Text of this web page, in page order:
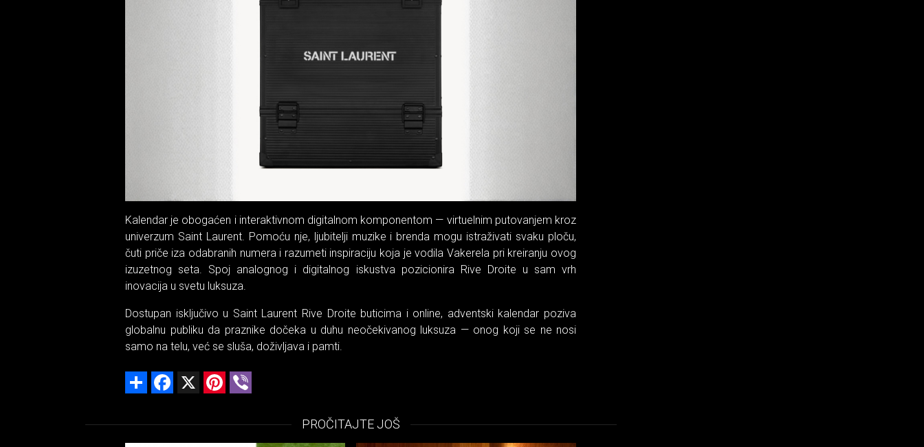
Kalendar je obogaćen i interaktivnom digitalnom komponentom — virtuelnim putovanjem kroz
univerzum Saint Laurent. Pomoću nje, ljubitelji muzike i brenda mogu istraživati svaku ploču,
čuti priče iza odabranih numera i razumeti inspiraciju koja je vodila Vakerela pri kreiranju ovog
izuzetnog seta. Spoj analognog i digitalnog iskustva pozicionira Rive Droite u sam vrh
inovacija u svetu luksuza.
Dostupan isključivo u Saint Laurent Rive Droite buticima i online, adventski kalendar poziva
globalnu publiku da praznike dočeka u duhu neočekivanog luksuza — onog koji se ne nosi
samo na telu, već se sluša, doživljava i pamti.
Share Facebook Pinterest
PROČITAJTE JOŠ